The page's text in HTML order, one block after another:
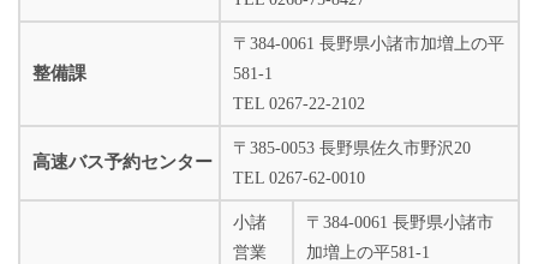
整備課
〒384-0061 長野県小諸市加増上の平
581-1
TEL 0267-22-2102
高速バス予約センター
〒385-0053 長野県佐久市野沢20
TEL 0267-62-0010
小諸
営業
〒384-0061 長野県小諸市
加増上の平581-1